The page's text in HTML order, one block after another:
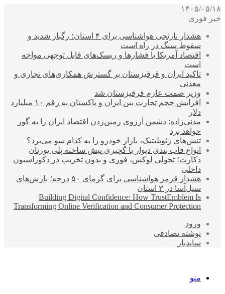
۱۴۰۵/۰۵/۱۸
خبر فوری
هشدار نارنجی هواشناسی برای ۴ استان؛ رگبار شدید و
سقوط سنگ در راه است
اقتصاد آمریکا با فشارها و ریسک‌های قابل توجهی مواجه
است
تاکید ایران و قرقیزستان بر گسترش همکاری‌های تجاری و
معدنی
وزیر صمت عازم قرقیزستان شد
افزایش حجم تجارت بین ایران و پاکستان به رقم ۱۰ میلیارد
دلار
مدنی‌زاده: دشمن آرزوی زمین‌زدن اقتصاد ایران را به گور
خواهد برد
تنش‌های ژئوپلیتیک، بازار خودرو را به کدام سو می‌برد؟
انواع قاب بندی دیوار با گچبری پیش ساخته پلی یورتان
دکارت؛ تحولی لوکس، فوری و بدون تخریب در دکوراسیون
داخلی
هشدار قرمز هواشناسی برای گرمای ۵۰ درجه؛ بارش‌های
سیل‌آسا در ۳ استان
Building Digital Confidence: How TrustEmblem Is
Transforming Online Verification and Consumer Protection
ورود
نوشته تصادفی
سایدبار
منو